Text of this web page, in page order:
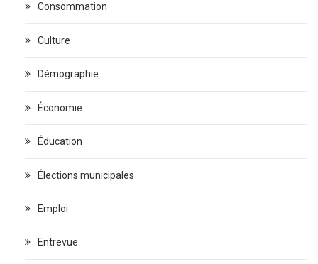
Consommation
Culture
Démographie
Économie
Éducation
Élections municipales
Emploi
Entrevue